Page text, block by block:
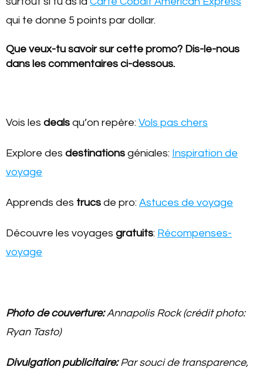
qui te donne 5 points par dollar.
Que veux-tu savoir sur cette promo? Dis-le-nous
dans les commentaires ci-dessous.
Vois les deals qu’on repère: Vols pas chers
Explore des destinations géniales: Inspiration de
voyage
Apprends des trucs de pro: Astuces de voyage
Découvre les voyages gratuits: Récompenses-
voyage
Photo de couverture:Annapolis Rock (crédit photo:
Ryan Tasto)
Divulgation publicitaire:Par souci de transparence,